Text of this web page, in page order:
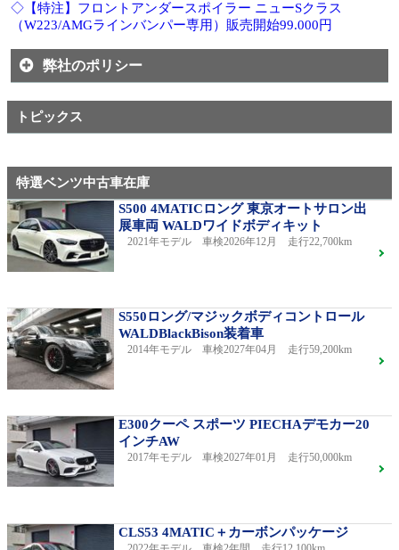
◇【特注】フロントアンダースポイラー ニューSクラス
（W223/AMGラインバンパー専用）販売開始99.000円
弊社のポリシー
トピックス
特選ベンツ中古車在庫
S500 4MATICロング 東京オートサロン出
展車両 WALDワイドボディキット
2021年モデル 車検2026年12月 走行22,700km
S550ロング/マジックボディコントロール
WALDBlackBison装着車
2014年モデル 車検2027年04月 走行59,200km
E300クーペ スポーツ PIECHAデモカー20
インチAW
2017年モデル 車検2027年01月 走行50,000km
CLS53 4MATIC＋カーボンパッケージ